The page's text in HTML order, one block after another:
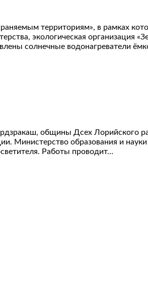
территориям», в рамках
экологическая организация
солнечные водонагреватели
общины Дсех Лорийского
Министерство образования и
Работы проводит…